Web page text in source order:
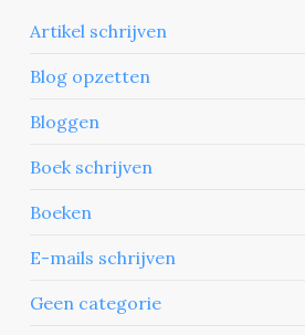
Artikel schrijven
Blog opzetten
Bloggen
Boek schrijven
Boeken
E-mails schrijven
Geen categorie